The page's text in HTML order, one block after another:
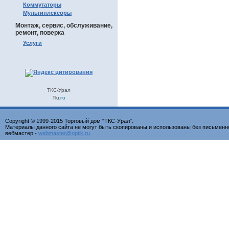
Коммутаторы
Мультиплексоры
Монтаж, сервис, обслуживание,
ремонт, поверка
Услуги
ТКС-Урал
Tiu.ru
Copyright © 1999-2015 Торговый дом "ТКС-Урал".
Материалы данного сайта не могут быть скопированы и использованы без
вебмастер - webmaster@optik.ru